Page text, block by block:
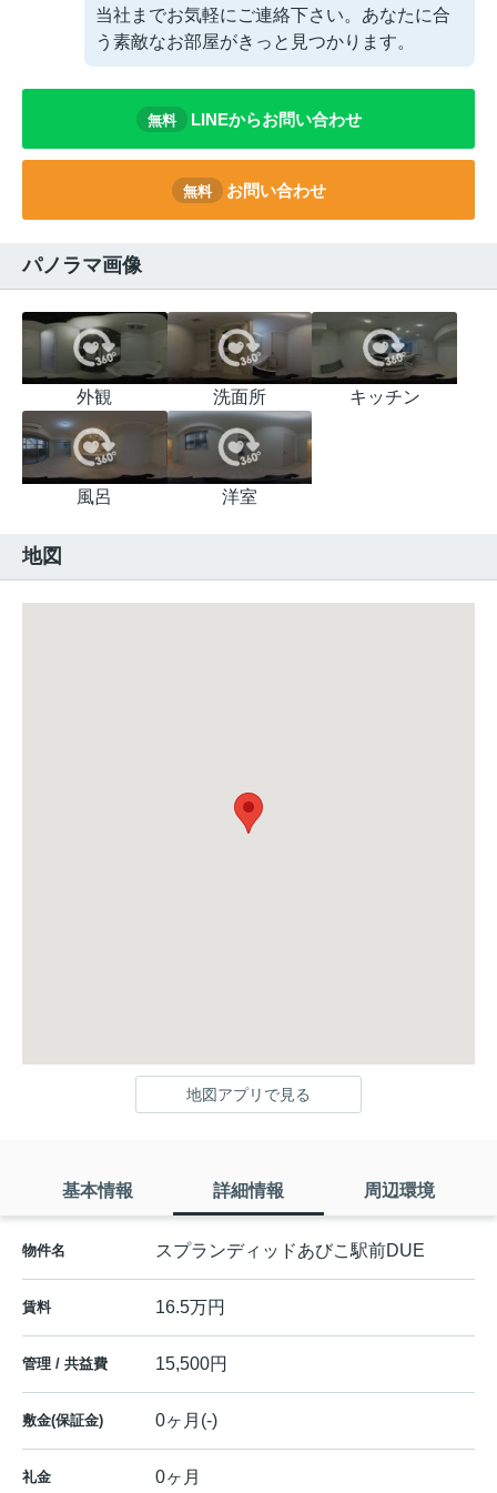
当社までお気軽にご連絡下さい。あなたに合
う素敵なお部屋がきっと見つかります。
無料 LINEからお問い合わせ
無料 お問い合わせ
パノラマ画像
外観 洗面所 キッチン
風呂 洋室
地図
地図アプリで見る
基本情報 詳細情報 周辺環境
物件名 スプランディッドあびこ駅前DUE
賃料 16.5万円
管理 / 共益費 15,500円
敷金(保証金) 0ヶ月(-)
礼金 0ヶ月